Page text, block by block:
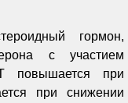
гормон,
с участием
повышается при
при снижении